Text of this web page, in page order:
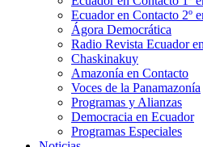
Ecuador en Contacto 2º
Ágora Democrática
Radio Revista Ecuador
Chaskinakuy
Amazonía en Contacto
Voces de la Panamazonía
Programas y Alianzas
Democracia en Ecuador
Programas Especiales